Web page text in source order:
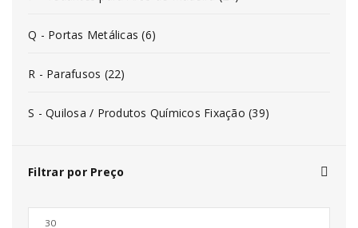
Q - Portas Metálicas (6)
R - Parafusos (22)
S - Quilosa / Produtos Químicos Fixação (39)
Filtrar por Preço